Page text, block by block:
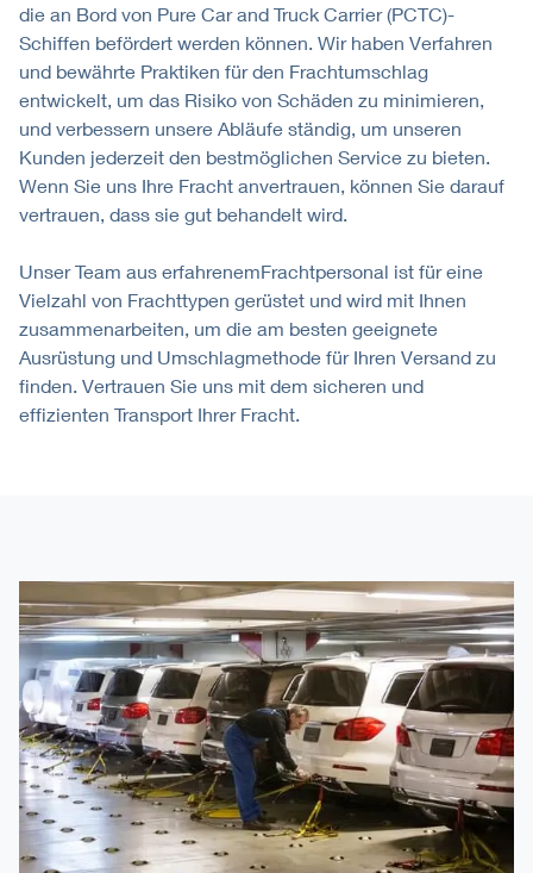
die an Bord von Pure Car and Truck Carrier (PCTC)-
Schiffen befördert werden können. Wir haben Verfahren
und bewährte Praktiken für den Frachtumschlag
entwickelt, um das Risiko von Schäden zu minimieren,
und verbessern unsere Abläufe ständig, um unseren
Kunden jederzeit den bestmöglichen Service zu bieten.
Wenn Sie uns Ihre Fracht anvertrauen, können Sie darauf
vertrauen, dass sie gut behandelt wird.
Unser Team aus erfahrenemFrachtpersonal ist für eine
Vielzahl von Frachttypen gerüstet und wird mit Ihnen
zusammenarbeiten, um die am besten geeignete
Ausrüstung und Umschlagmethode für Ihren Versand zu
finden. Vertrauen Sie uns mit dem sicheren und
effizienten Transport Ihrer Fracht.